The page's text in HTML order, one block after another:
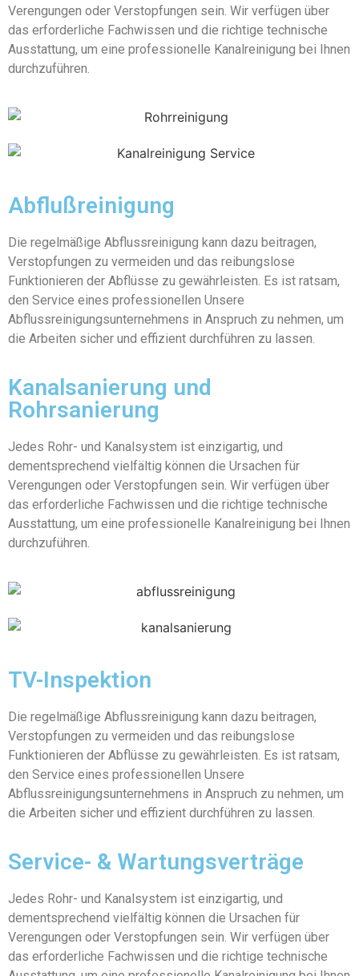
Verengungen oder Verstopfungen sein. Wir verfügen über
das erforderliche Fachwissen und die richtige technische
Ausstattung, um eine professionelle Kanalreinigung bei Ihnen
durchzuführen.
Abflußreinigung
Die regelmäßige Abflussreinigung kann dazu beitragen,
Verstopfungen zu vermeiden und das reibungslose
Funktionieren der Abflüsse zu gewährleisten. Es ist ratsam,
den Service eines professionellen Unsere
Abflussreinigungsunternehmens in Anspruch zu nehmen, um
die Arbeiten sicher und effizient durchführen zu lassen.
Kanalsanierung und
Rohrsanierung
Jedes Rohr- und Kanalsystem ist einzigartig, und
dementsprechend vielfältig können die Ursachen für
Verengungen oder Verstopfungen sein. Wir verfügen über
das erforderliche Fachwissen und die richtige technische
Ausstattung, um eine professionelle Kanalreinigung bei Ihnen
durchzuführen.
TV-Inspektion
Die regelmäßige Abflussreinigung kann dazu beitragen,
Verstopfungen zu vermeiden und das reibungslose
Funktionieren der Abflüsse zu gewährleisten. Es ist ratsam,
den Service eines professionellen Unsere
Abflussreinigungsunternehmens in Anspruch zu nehmen, um
die Arbeiten sicher und effizient durchführen zu lassen.
Service- & Wartungsverträge
Jedes Rohr- und Kanalsystem ist einzigartig, und
dementsprechend vielfältig können die Ursachen für
Verengungen oder Verstopfungen sein. Wir verfügen über
das erforderliche Fachwissen und die richtige technische